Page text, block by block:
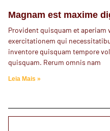
Magnam est maxime
Provident quisquam et aperiam
exercitationem qui
inventore quisquam tempore
quisquam. Rerum omnis nam
Leia Mais »